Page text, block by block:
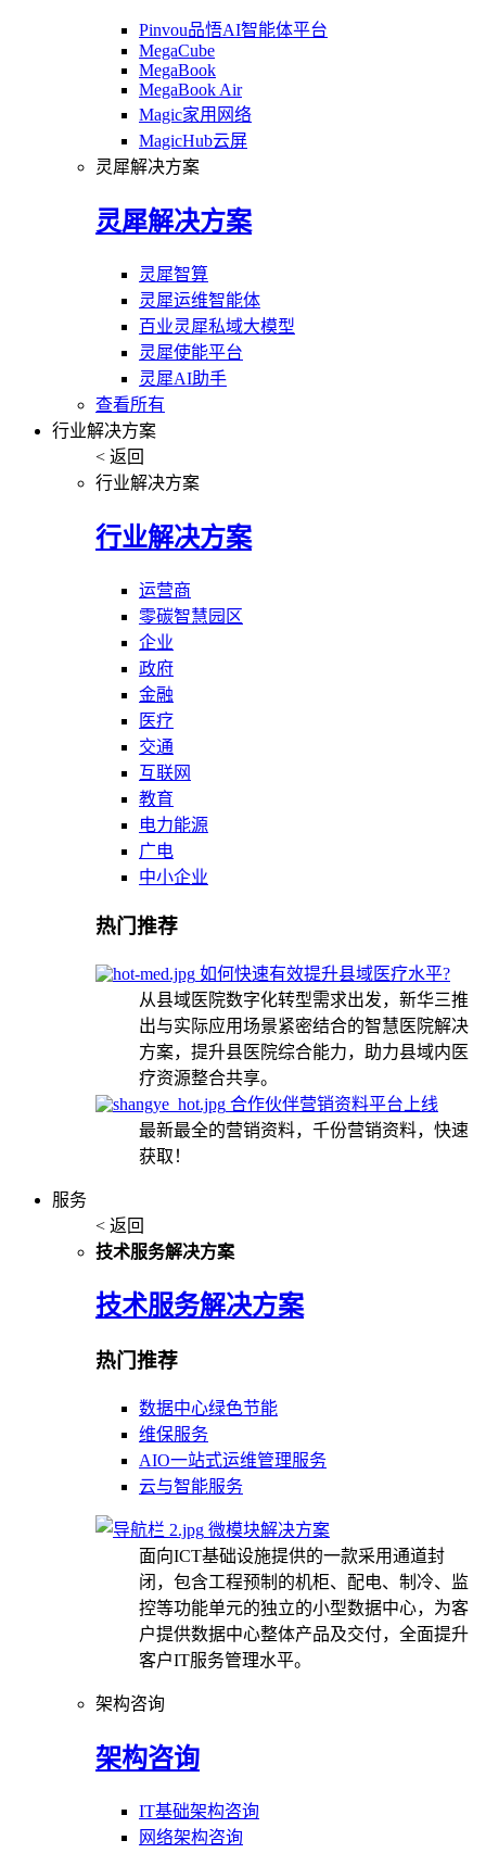
Pinvou品悟AI智能体平台
MegaCube
MegaBook
MegaBook Air
Magic家用网络
MagicHub云屏
灵犀解决方案
灵犀解决方案
灵犀智算
灵犀运维智能体
百业灵犀私域大模型
灵犀使能平台
灵犀AI助手
查看所有
行业解决方案
< 返回
行业解决方案
行业解决方案
运营商
零碳智慧园区
企业
政府
金融
医疗
交通
互联网
教育
电力能源
广电
中小企业
热门推荐
如何快速有效提升县域医疗水平?
从县域医院数字化转型需求出发，新华三推
出与实际应用场景紧密结合的智慧医院解决
方案，提升县医院综合能力，助力县域内医
疗资源整合共享。
合作伙伴营销资料平台上线
最新最全的营销资料，千份营销资料，快速
获取！
服务
< 返回
技术服务解决方案
技术服务解决方案
热门推荐
数据中心绿色节能
维保服务
AIO一站式运维管理服务
云与智能服务
微模块解决方案
面向ICT基础设施提供的一款采用通道封
闭，包含工程预制的机柜、配电、制冷、监
控等功能单元的独立的小型数据中心，为客
户提供数据中心整体产品及交付，全面提升
客户IT服务管理水平。
架构咨询
架构咨询
IT基础架构咨询
网络架构咨询